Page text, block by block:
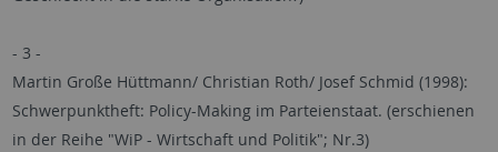
- 3 -
Martin Große Hüttmann/ Christian Roth/ Josef Schmid (1998):
Schwerpunktheft: Policy-Making im Parteienstaat. (erschienen
in der Reihe "WiP - Wirtschaft und Politik"; Nr.3)